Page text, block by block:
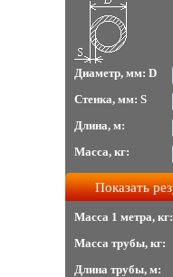
Диаметр, мм: D
Стенка, мм: S
Длина, м:
Масса, кг:
Масса 1 метра, кг:
Масса трубы, кг:
Длина трубы, м: